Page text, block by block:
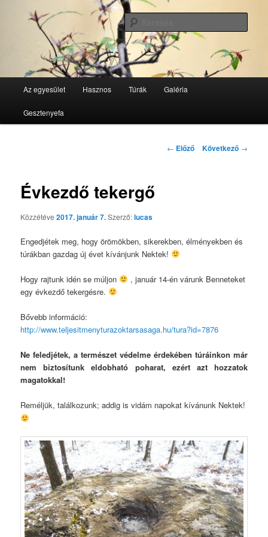
GesztenyeKék
GesztenyeKék Természetbarát Egyesület honlapja
Az egyesület Hasznos Túrák Galéria
Gesztenyefa
Bejegyzés
← Előző Következő →
Évkezdő tekergő
Közzétéve2017. január 7.Szerző:lucas
Engedjétek meg, hogy örömökben, sikerekben, élményekben és
túrákban gazdag új évet kívánjunk Nektek!
Hogy rajtunk idén se múljon
, január 14-én várunk Benneteket
egy évkezdő tekergésre.
Bővebb információ:
http://www.teljesitmenyturazoktarsasaga.hu/tura?id=7876
Ne feledjétek, a természet védelme érdekében túráinkon már
nem biztosítunk eldobható poharat, ezért azt hozzatok
magatokkal!
Reméljük, találkozunk; addig is vidám napokat kívánunk Nektek!